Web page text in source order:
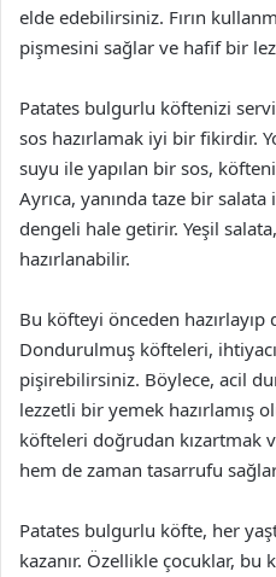
elde edebilirsiniz. Fırın
pişmesini sağlar ve hafif bir
Patates bulgurlu köftenizi
sos hazırlamak iyi bir fikirdir.
suyu ile yapılan bir sos,
Ayrıca, yanında taze bir
dengeli hale getirir. Yeşil
hazırlanabilir.
Bu köfteyi önceden
Dondurulmuş köfteleri,
pişirebilirsiniz. Böylece, acil
lezzetli bir yemek hazırlamış
köfteleri doğrudan kızartmak
hem de zaman tasarrufu
Patates bulgurlu köfte, her
kazanır. Özellikle çocuklar,